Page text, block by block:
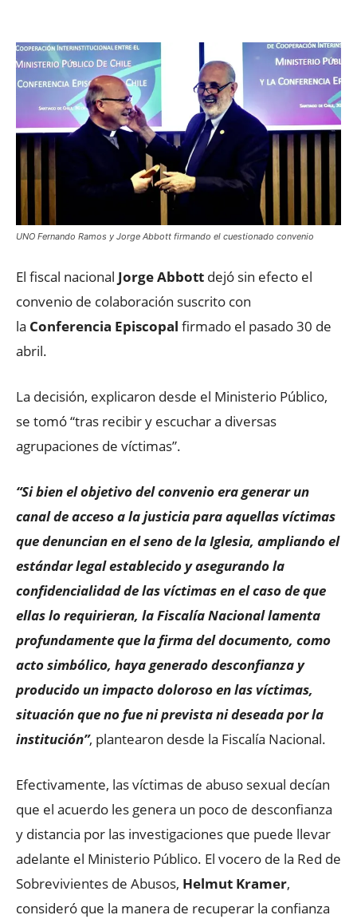
UNO Fernando Ramos y Jorge Abbott firmando el cuestionado convenio
El fiscal nacional Jorge Abbott dejó sin efecto el
convenio de colaboración suscrito con
la Conferencia Episcopal firmado el pasado 30 de
abril.
La decisión, explicaron desde el Ministerio Público,
se tomó “tras recibir y escuchar a diversas
agrupaciones de víctimas”.
“Si bien el objetivo del convenio era generar un
canal de acceso a la justicia para aquellas víctimas
que denuncian en el seno de la Iglesia, ampliando el
estándar legal establecido y asegurando la
confidencialidad de las víctimas en el caso de que
ellas lo requirieran, la Fiscalía Nacional lamenta
profundamente que la firma del documento, como
acto simbólico, haya generado desconfianza y
producido un impacto doloroso en las víctimas,
situación que no fue ni prevista ni deseada por la
institución”, plantearon desde la Fiscalía Nacional.
Efectivamente, las víctimas de abuso sexual decían
que el acuerdo les genera un poco de desconfianza
y distancia por las investigaciones que puede llevar
adelante el Ministerio Público. El vocero de la Red de
Sobrevivientes de Abusos, Helmut Kramer,
consideró que la manera de recuperar la confianza